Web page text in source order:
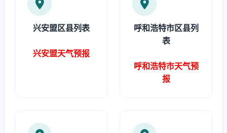
兴安盟区县列表
兴安盟天气预报
呼和浩特市区县列
表
呼和浩特市天气预
报